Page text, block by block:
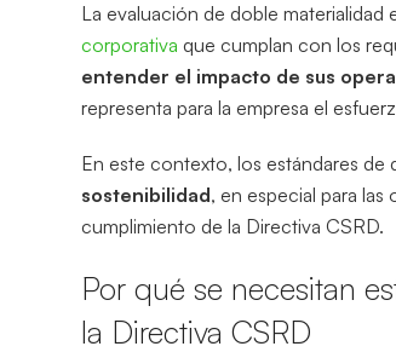
La evaluación de doble materialidad
corporativa que cumplan con los
entender el impacto de sus
representa para la empresa el
En este contexto, los estándares de
sostenibilidad, en especial para
cumplimiento de la Directiva CSRD.
Por qué se necesitan
la Directiva CSRD